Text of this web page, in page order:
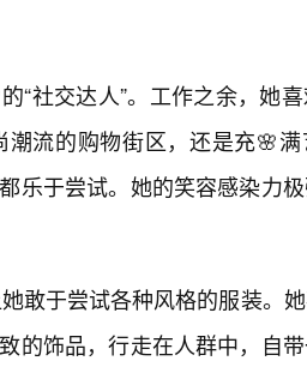
“社交达人”。工作之余，她
流的购物街区，还是充🌸
乐于尝试。她的笑容感染力
敢于尝试各种风格的服装。
的饰品，行走在人群中，自